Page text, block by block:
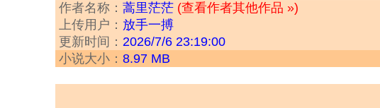
作者名称： 蒿里茫茫 (查看作者其他作品 »)
上传用户： 放手一搏
更新时间： 2026/7/6 23:19:00
小说大小： 8.97 MB